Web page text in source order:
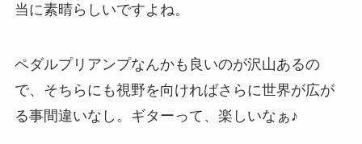
当に素晴らしいですよね。
ペダルプリアンプなんかも良いのが沢山あるの
で、そちらにも視野を向ければさらに世界が広が
る事間違いなし。ギターって、楽しいなぁ♪